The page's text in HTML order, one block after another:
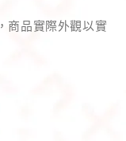
商品實際外觀以實